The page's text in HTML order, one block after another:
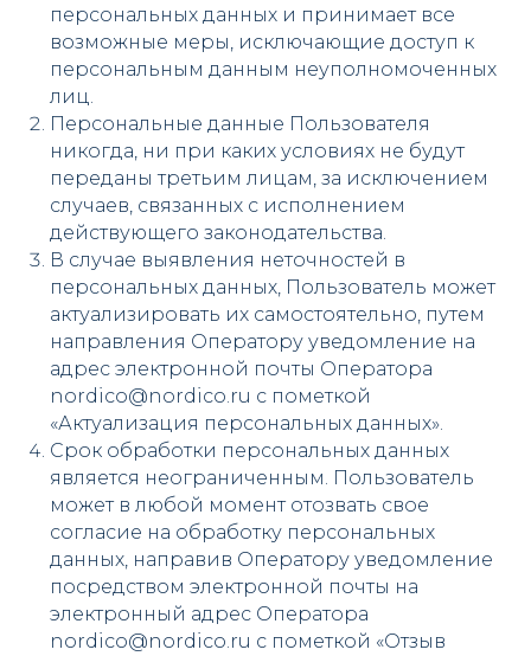
персональных данных и принимает все
возможные меры, исключающие доступ к
персональным данным неуполномоченных
лиц.
Персональные данные Пользователя
никогда, ни при каких условиях не будут
переданы третьим лицам, за исключением
случаев, связанных с исполнением
действующего законодательства.
В случае выявления неточностей в
персональных данных, Пользователь может
актуализировать их самостоятельно, путем
направления Оператору уведомление на
адрес электронной почты Оператора
nordico@nordico.ru с пометкой
«Актуализация персональных данных».
Срок обработки персональных данных
является неограниченным. Пользователь
может в любой момент отозвать свое
согласие на обработку персональных
данных, направив Оператору уведомление
посредством электронной почты на
электронный адрес Оператора
nordico@nordico.ru с пометкой «Отзыв